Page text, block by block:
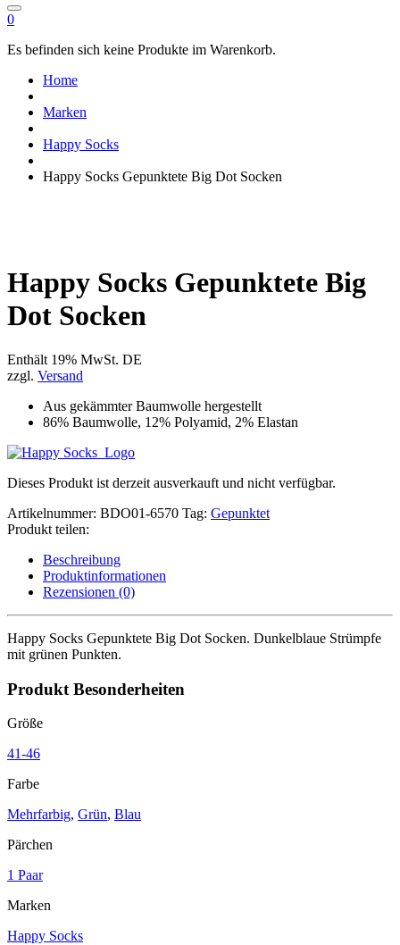
0
Es befinden sich keine Produkte im Warenkorb.
Home
Marken
Happy Socks
Happy Socks Gepunktete Big Dot Socken
Happy Socks Gepunktete Big
Dot Socken
Enthält 19% MwSt. DE
zzgl. Versand
Aus gekämmter Baumwolle hergestellt
86% Baumwolle, 12% Polyamid, 2% Elastan
Dieses Produkt ist derzeit ausverkauft und nicht verfügbar.
Artikelnummer: BDO01-6570 Tag: Gepunktet
Produkt teilen:
Beschreibung
Produktinformationen
Rezensionen (0)
Happy Socks Gepunktete Big Dot Socken. Dunkelblaue Strümpfe
mit grünen Punkten.
Produkt Besonderheiten
Größe
41-46
Farbe
Mehrfarbig, Grün, Blau
Pärchen
1 Paar
Marken
Happy Socks